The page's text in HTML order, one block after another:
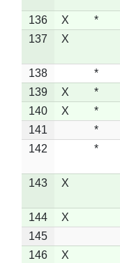
136 X *
137
X
138 *
139
X *
140
X *
141
*
142
*
143
X
144 X
145
146
X